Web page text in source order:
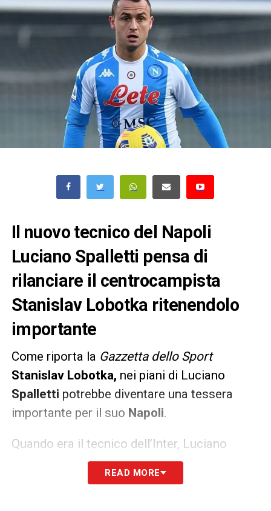
Il nuovo tecnico del Napoli
Luciano Spalletti pensa di
rilanciare il centrocampista
Stanislav Lobotka ritenendolo
importante
Come riporta la Gazzetta dello Sport
Stanislav Lobotka, nei piani di Luciano
Spalletti potrebbe diventare una tessera
importante per il suo Napoli.
Quando era il tecnico dell’Inter, Luciano
seguiva al Celta Vigo un mediano
che gli piaceva per come giocava a testa alta
READ MORE